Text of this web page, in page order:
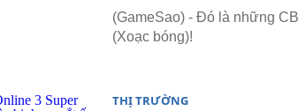
(GameSao) - Đó là những
(Xoạc bóng)!
THỊ TRƯỜNG